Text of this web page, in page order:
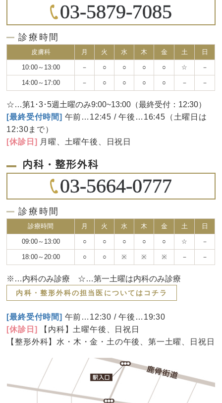
03-5879-7085
診療時間
皮膚科 月 火 水 木 金 土 日
10:00～13:00 － ○ ○ ○ ○ ☆ －
14:00～17:00 － ○ ○ ○ ○ － －
☆…第1･3･5週土曜のみ9:00~13:00（最終受付：12:30）
[最終受付時間] 午前…12:45 / 午後…16:45（土曜日は
12:30まで）
[休診日] 月曜、土曜午後、日祝日
内科・整形外科
03-5664-0777
診療時間
診療時間 月 火 水 木 金 土 日
09:00～13:00 ○ ○ ○ ○ ○ ☆ －
18:00～20:00 ○ ○ ※ ※ ※ － －
※…内科のみ診療 ☆…第一土曜は内科のみ診療
内科・整形外科の担当医についてはコチラ
[最終受付時間] 午前…12:30 / 午後…19:30
[休診日]
【内科】土曜午後、日祝日
【整形外科】水・木・金・土の午後、第一土曜、日祝日